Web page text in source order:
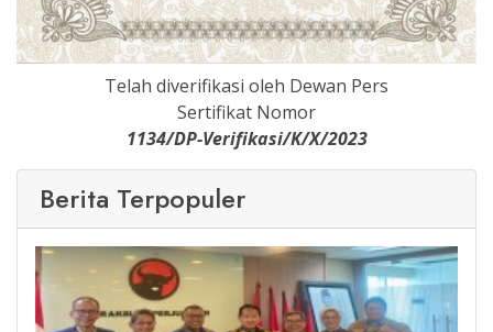
Telah diverifikasi oleh Dewan Pers
Sertifikat Nomor
1134/DP-Verifikasi/K/X/2023
Berita Terpopuler